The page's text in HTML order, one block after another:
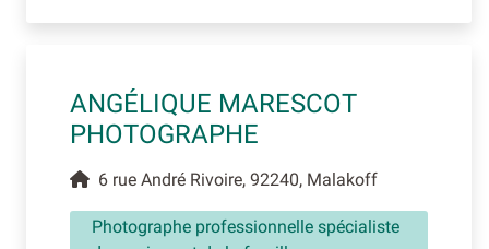
ANGÉLIQUE MARESCOT
PHOTOGRAPHE
6 rue André Rivoire, 92240, Malakoff
Photographe professionnelle spécialiste